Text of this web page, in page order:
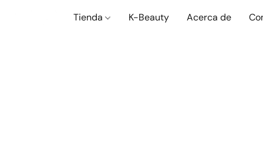
Tienda K-Beauty Acerca de